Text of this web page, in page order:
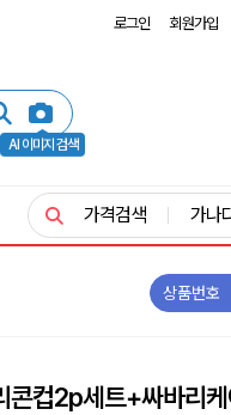
로그인 회원가입
AI 이미지 검색
가격검색 가나
상품번호
콘컵2p세트+싸바리